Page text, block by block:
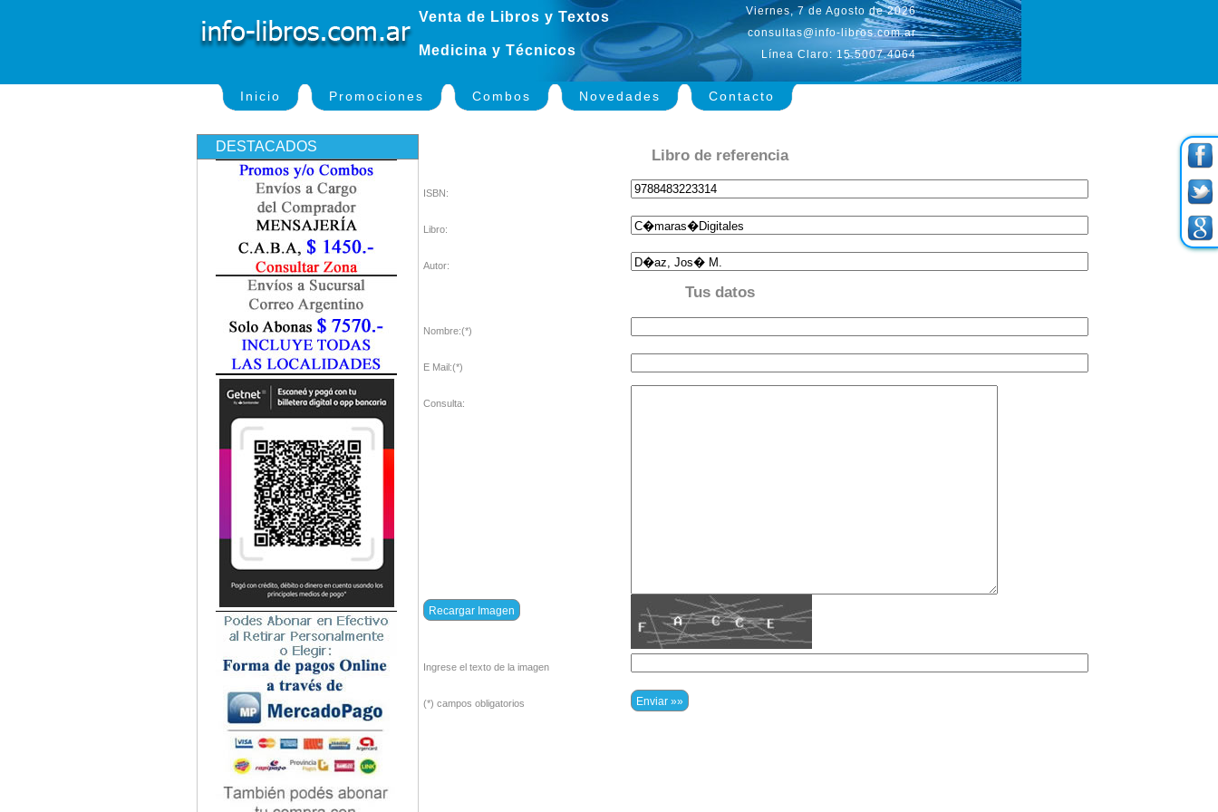
Venta de Libros y Textos
Medicina y Técnicos
Viernes, 7 de Agosto de 2026
consultas@info-libros.com.ar
Línea Claro: 15.5007.4064
Inicio Promociones Combos Novedades Contacto
DESTACADOS
Libro de referencia
ISBN:
Libro:
Autor:
Tus datos
Nombre:(*)
E Mail:(*)
Consulta:
Ingrese el texto de la imagen
(*) campos obligatorios